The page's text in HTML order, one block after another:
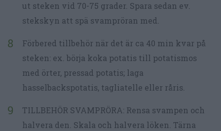
ut steken vid 70-75 grader. Spara sedan ev.
stekskyn att spä svampröran med.
Förbered tillbehör när det är ca 40 min kvar på
steken: ex. börja koka potatis till potatismos
med örter, pressad potatis; laga
hasselbackspotatis, tagliatelle eller råris.
TILLBEHÖR SVAMPRÖRA: Rensa svampen och
halvera den. Skala och halvera löken. Tärna